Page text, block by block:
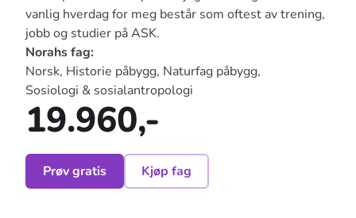
vanlig hverdag for meg består som oftest av trening,
jobb og studier på ASK.
Norahs fag:
Norsk, Historie påbygg, Naturfag påbygg,
Sosiologi & sosialantropologi
19.960,-
Prøv gratis Kjøp fag